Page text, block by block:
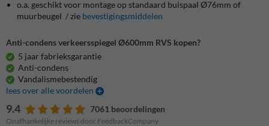
o.a. geschikt voor montage op standaard buispaal Ø76mm of
muurbeugel / zie bevestigingsmiddelen
Anti-condens verkeersspiegel Ø600mm RVS kopen?
5 jaar fabrieksgarantie
Anti-condens
Vandalismebestendig
lees over alle voordelen
9.4 7061 beoordelingen
Onafhankelijke reviews door FeedbackCompany